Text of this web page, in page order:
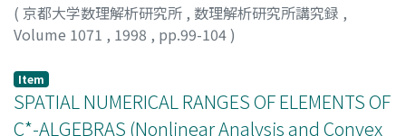
( 京都大学数理解析研究所 , 数理解析研究所講究録 ,
Volume 1071 , 1998 , pp.99-104)
Item
SPATIAL NUMERICAL RANGES OF ELEMENTS OF
C*-ALGEBRAS (Nonlinear Analysis and Convex